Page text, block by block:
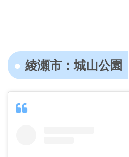
綾瀬市：城山公園